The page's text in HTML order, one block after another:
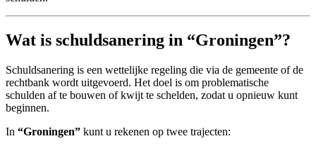
Wat is schuldsanering in “Groningen”?
Schuldsanering is een wettelijke regeling die via de gemeente of de
rechtbank wordt uitgevoerd. Het doel is om problematische
schulden af te bouwen of kwijt te schelden, zodat u opnieuw kunt
beginnen.
In “Groningen” kunt u rekenen op twee trajecten: